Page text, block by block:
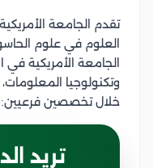
تقدم الجامعة
العلوم في علوم
الجامعة الأمريكية في
وتكنولوجيا
خلال تخصصين فرعيين:
تريد